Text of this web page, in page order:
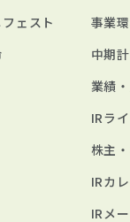
ェスト
事業
中期
業績
IRラ
株主
IRカ
IRメ